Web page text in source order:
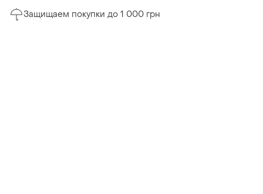
Защищаем покупки до 1 000 грн